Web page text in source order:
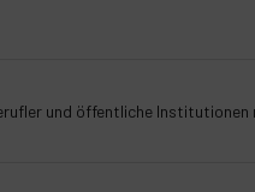
und öffentliche